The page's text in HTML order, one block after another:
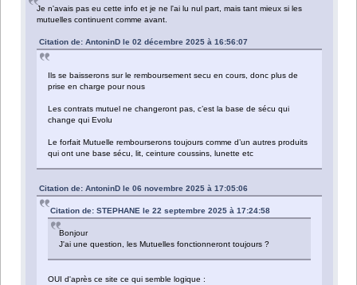
Je n'avais pas eu cette info et je ne l'ai lu nul part, mais tant mieux si les
mutuelles continuent comme avant.
Citation de: AntoninD le 02 décembre 2025 à 16:56:07
Ils se baisserons sur le remboursement secu en cours, donc plus de
prise en charge pour nous
Les contrats mutuel ne changeront pas, c’est la base de sécu qui
change qui Evolu
Le forfait Mutuelle rembourserons toujours comme d’un autres produits
qui ont une base sécu, lit, ceinture coussins, lunette etc
Citation de: AntoninD le 06 novembre 2025 à 17:05:06
Citation de: STEPHANE le 22 septembre 2025 à 17:24:58
Bonjour
J'ai une question, les Mutuelles fonctionneront toujours ?
OUI d'après ce site ce qui semble logique :